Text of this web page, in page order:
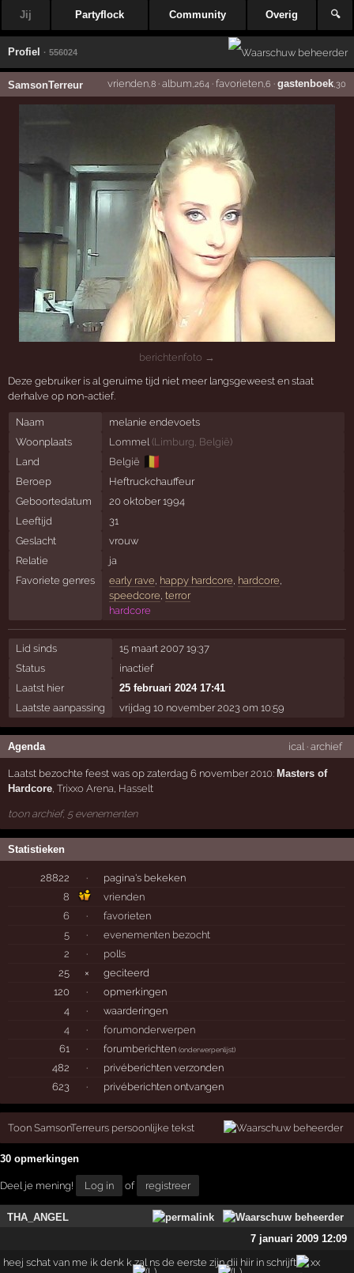
Jij Partyflock Community Overig 🔍
Profiel · 556024
SamsonTerreur vrienden,8· album ,264· favorieten,6 · gastenboek,30
berichtenfoto →
Deze gebruiker is al geruime tijd niet meer langsgeweest en staat
derhalve op non-actief.
Naam
melanie endevoets
Woonplaats
Lommel (Limburg België)
Land
België 🇧🇪
Beroep
Heftruckchauffeur
Geboortedatum
20 oktober 1994
Leeftijd
31
Geslacht
vrouw
Relatie
ja
Favoriete genres
early rave happy hardcore hardcore
speedcore terror
hardcore
Lid sinds
15 maart 2007 19:37
Status
inactief
Laatst hier
25 februari 2024 17:41
Laatste aanpassing
vrijdag 10 november 2023 om 10:59
Agenda ical · archief
Laatst bezochte feest was op zaterdag 6 november 2010: Masters of
Hardcore,Trixxo Arena, Hasselt
toon archief, 5 evenementen
Statistieken
28822 ·
pagina's bekeken
8
vrienden
6
·
favorieten
5
·
evenementen bezocht
2
·
polls
25
×
geciteerd
120
·
opmerkingen
4
·
waarderingen
4
·
forumonderwerpen
61
· forumberichten(onderwerpenlijst)
482 ·
privéberichten verzonden
623
· privéberichten ontvangen
Toon SamsonTerreurs persoonlijke tekst
30 opmerkingen
Deel je mening! Log in of registreer
THA_ANGEL
7 januari 2009 12:09
heej schat van me ik denk k zal ns de eerste zijn dii hiir in schrijft
xx